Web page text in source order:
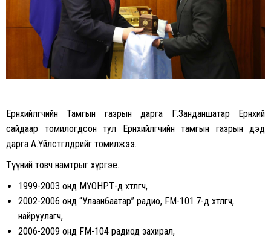
Ерөнхийлөгчийн Тамгын газрын дарга Г.Занданшатар Ерөнхий
сайдаар томилогдсон тул Ерөнхийлөгчийн тамгын газрын дэд
дарга А.Үйлстөгөлдөрийг томилжээ.
Түүний товч намтрыг хүргэе.
1999-2003 онд МҮОНРТ-д хөтлөгч,
2002-2006 онд “Улаанбаатар” радио, FM-101.7-д хөтлөгч,
найруулагч,
2006-2009 онд FM-104 радиод захирал,